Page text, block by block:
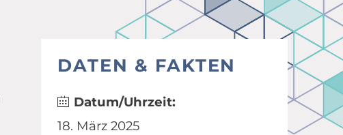
DATEN & FAKTEN
Datum/Uhrzeit:
18. März 2025